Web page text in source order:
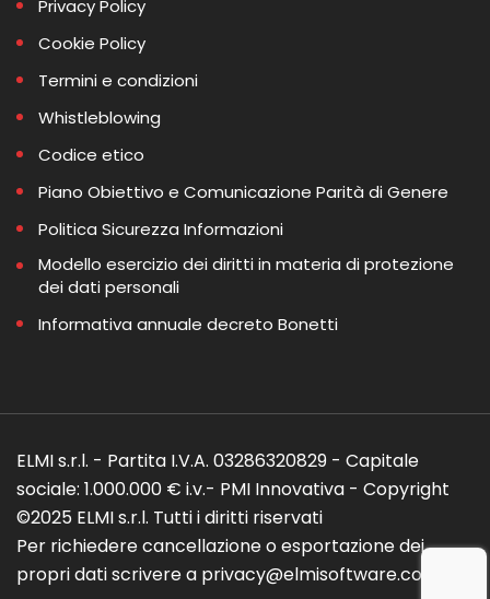
Privacy Policy
Cookie Policy
Termini e condizioni
Whistleblowing
Codice etico
Piano Obiettivo e Comunicazione Parità di Genere
Politica Sicurezza Informazioni
Modello esercizio dei diritti in materia di protezione
dei dati personali
Informativa annuale decreto Bonetti
ELMI s.r.l. - Partita I.V.A. 03286320829 - Capitale
sociale: 1.000.000 € i.v.- PMI Innovativa - Copyright
©2025 ELMI s.r.l. Tutti i diritti riservati
Per richiedere cancellazione o esportazione dei
propri dati scrivere a privacy@elmisoftware.com